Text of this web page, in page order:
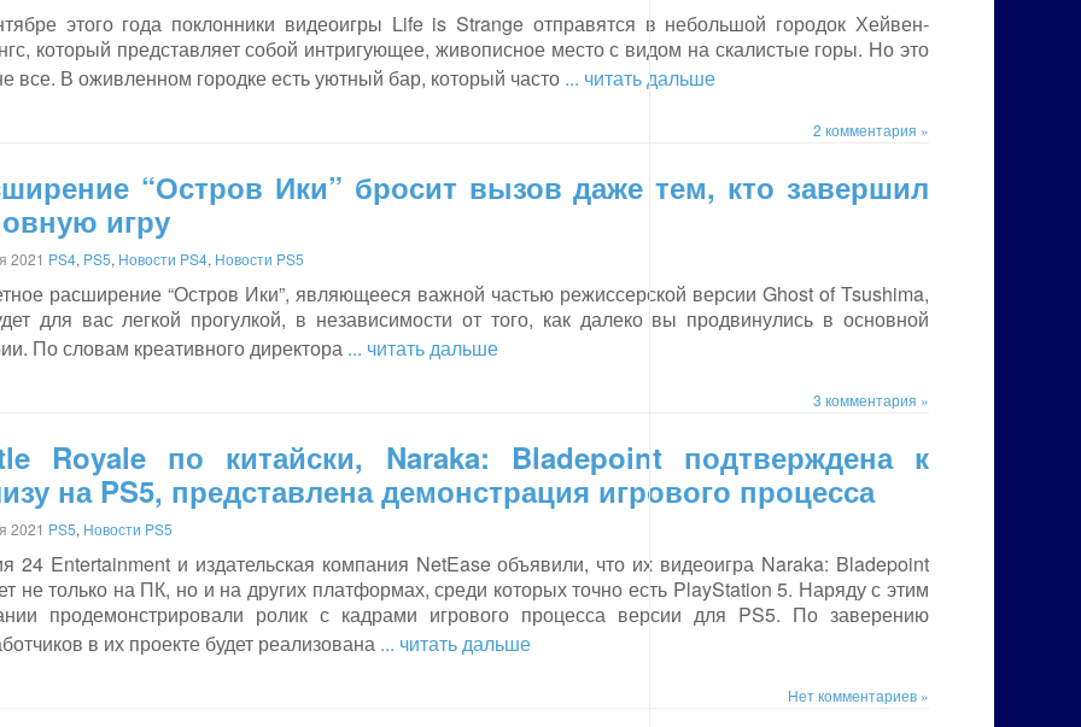
этого года поклонники видеоигры Life is Strange отправятся в небольшой городок Хейвен-
который представляет собой интригующее, живописное место с видом на скалистые горы. Но это
все. В оживленном городке есть уютный бар, который часто ... читать дальше
2 комментария »
“Остров Ики” бросит вызов даже тем, кто завершил
игру
2021 PS4, PS5, Новости PS4, Новости PS5
расширение “Остров Ики”, являющееся важной частью режиссерской версии Ghost of Tsushima,
для вас легкой прогулкой, в независимости от того, как далеко вы продвинулись в основной
По словам креативного директора ... читать дальше
3 комментария »
Royale по китайски, Naraka: Bladepoint подтверждена к
на PS5, представлена демонстрация игрового процесса
2021 PS5, Новости PS5
24 Entertainment и издательская компания NetEase объявили, что их видеоигра Naraka: Bladepoint
не только на ПК, но и на других платформах, среди которых точно есть PlayStation 5. Наряду с этим
продемонстрировали ролик с кадрами игрового процесса версии для PS5. По заверению
в их проекте будет реализована ... читать дальше
Нет комментариев »